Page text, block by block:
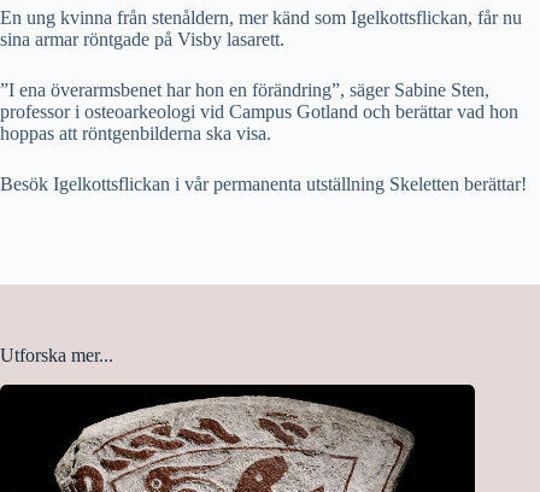
En ung kvinna från stenåldern, mer känd som Igelkottsflickan, får nu
sina armar röntgade på Visby lasarett.
”I ena överarmsbenet har hon en förändring”, säger Sabine Sten,
professor i osteoarkeologi vid Campus Gotland och berättar vad hon
hoppas att röntgenbilderna ska visa.
Besök Igelkottsflickan i vår permanenta utställning Skeletten berättar!
Utforska mer...